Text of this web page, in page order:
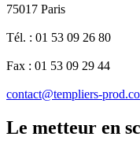
75017 Paris
Tél. : 01 53 09 26 80
Fax : 01 53 09 29 44
contact@templiers-
Le metteur en